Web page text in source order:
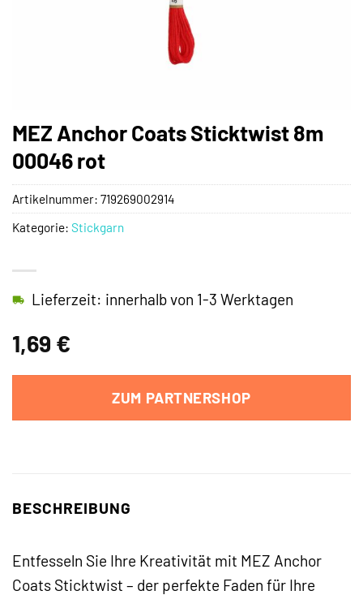
MEZ Anchor Coats Sticktwist 8m
00046 rot
1,69 €
Lieferzeit: innerhalb von 1-3 Werktagen
ZUM PARTNERSHOP
Artikelnummer: 719269002914
Kategorie: Stickgarn
BESCHREIBUNG
Entfesseln Sie Ihre Kreativität mit MEZ Anchor
Coats Sticktwist – der perfekte Faden für Ihre